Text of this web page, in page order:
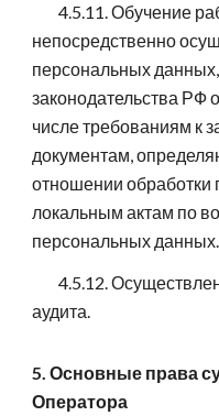
4.5.11. Обучение
непосредственно
персональных
законодательства РФ
числе требованиям к
документам,
отношении
локальным актам по
персональных данных.
4.5.12.
аудита.
5. Основные права
Оператора